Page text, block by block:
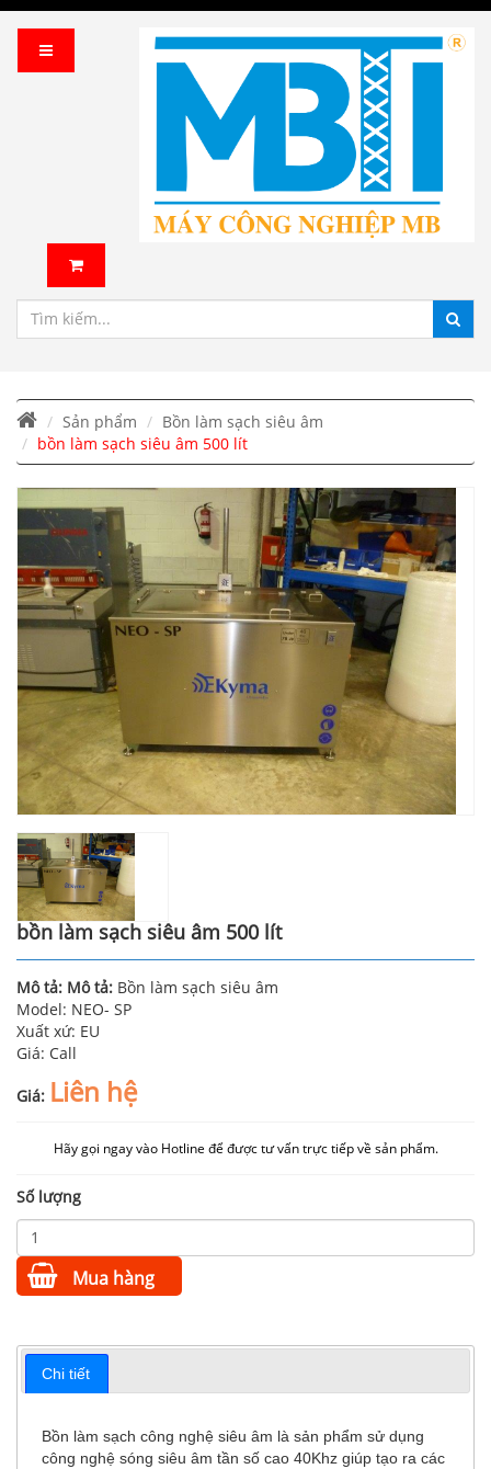
Sản phẩm
Bồn làm sạch siêu âm
bồn làm sạch siêu âm 500 lít
bồn làm sạch siêu âm 500 lít
Mô tả: Mô tả: Bồn làm sạch siêu âm
Model: NEO- SP
Xuất xứ: EU
Giá: Call
Giá: Liên hệ
Hãy gọi ngay vào Hotline để được tư vấn trực tiếp về sản phẩm.
Số lượng
Mua hàng
Chi tiết
Bồn làm sạch công nghệ siêu âm là sản phẩm sử dụng
công nghệ sóng siêu âm tần số cao 40Khz giúp tạo ra các